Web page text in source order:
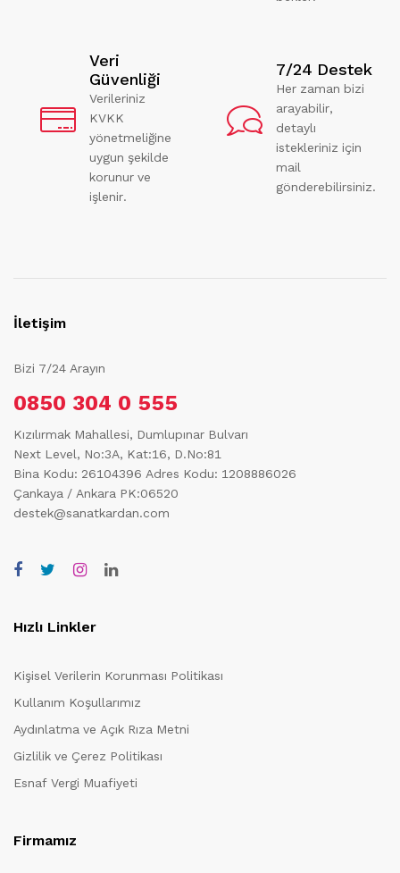
Veri
Güvenliği
Verileriniz
KVKK
yönetmeliğine
uygun şekilde
korunur ve
işlenir.
7/24 Destek
Her zaman bizi
arayabilir,
detaylı
istekleriniz için
mail
gönderebilirsiniz.
İletişim
Bizi 7/24 Arayın
0850 304 0 555
Kızılırmak Mahallesi, Dumlupınar Bulvarı
Next Level, No:3A, Kat:16, D.No:81
Bina Kodu: 26104396 Adres Kodu: 1208886026
Çankaya / Ankara PK:06520
destek@sanatkardan.com
Hızlı Linkler
Kişisel Verilerin Korunması Politikası
Kullanım Koşullarımız
Aydınlatma ve Açık Rıza Metni
Gizlilik ve Çerez Politikası
Esnaf Vergi Muafiyeti
Firmamız